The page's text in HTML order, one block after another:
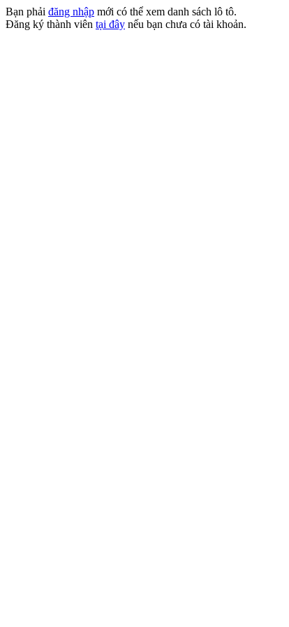
Bạn phải đăng nhập mới có thể xem danh sách lô tô.
Đăng ký thành viên tại đây nếu bạn chưa có tài khoản.